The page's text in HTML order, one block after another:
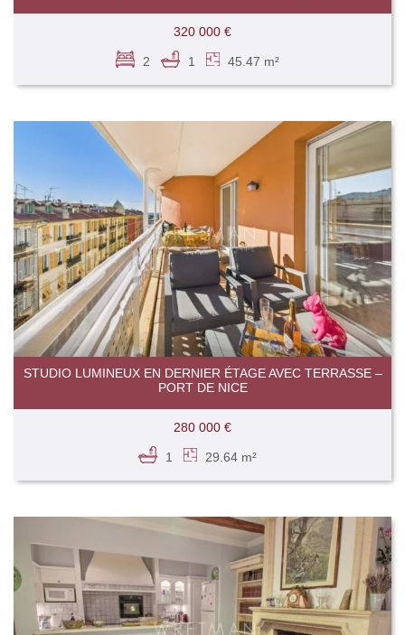
320 000 €
2 1 45.47 m²
STUDIO LUMINEUX EN DERNIER ÉTAGE AVEC TERRASSE –
PORT DE NICE
280 000 €
1 29.64 m²